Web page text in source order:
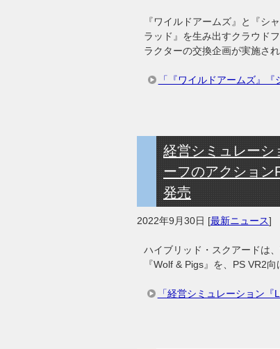
『ワイルドアームズ』と『シ
ラッド』を生み出すクラウド
ラクターの交換企画が実施さ
「『ワイルドアームズ』
経営シミュレーシ
ーフのアクション
発売
2022年9月30日 [最新ニュース]
ハイブリッド・スクアードは
『Wolf & Pigs』を、PS VR2
「経営シミュレーション